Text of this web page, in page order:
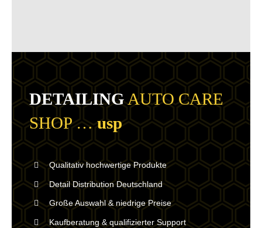
DETAILINGAUTO CARE
SHOP …usp
Qualitativ hochwertige Produkte
Detail Distribution Deutschland
Große Auswahl & niedrige Preise
Kaufberatung & qualifizierter Support